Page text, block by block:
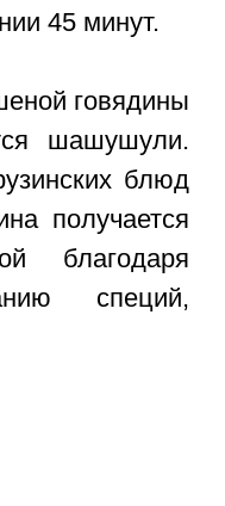
45 минут.
говядины
шашушули.
блюд
получается
благодаря
специй,